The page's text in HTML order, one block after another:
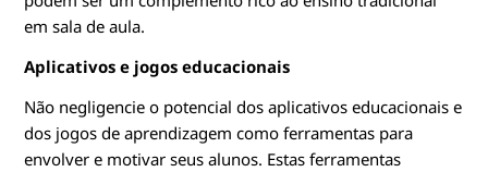
em sala de aula.
Aplicativos e jogos educacionais
Não negligencie o potencial dos aplicativos educacionais e
dos jogos de aprendizagem como ferramentas para
envolver e motivar seus alunos. Estas ferramentas